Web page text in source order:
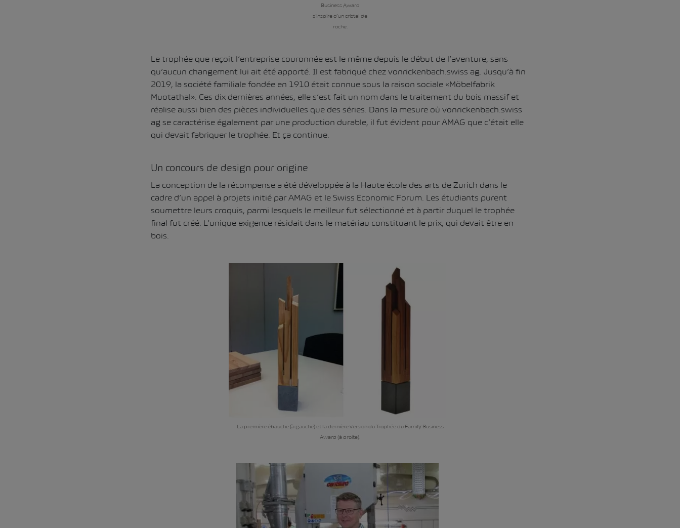
Business Award
s’inspire d’un cristal de
roche.
Le trophée que reçoit l’entreprise couronnée est le même depuis le début de l’aventure, sans
qu’aucun changement lui ait été apporté. Il est fabriqué chez vonrickenbach.swiss ag. Jusqu’à fin
2019, la société familiale fondée en 1910 était connue sous la raison sociale «Möbelfabrik
Muotathal». Ces dix dernières années, elle s’est fait un nom dans le traitement du bois massif et
réalise aussi bien des pièces individuelles que des séries. Dans la mesure où vonrickenbach.swiss
ag se caractérise également par une production durable, il fut évident pour AMAG que c’était elle
qui devait fabriquer le trophée. Et ça continue.
Un concours de design pour origine
La conception de la récompense a été développée à la Haute école des arts de Zurich dans le
cadre d’un appel à projets initié par AMAG et le Swiss Economic Forum. Les étudiants purent
soumettre leurs croquis, parmi lesquels le meilleur fut sélectionné et à partir duquel le trophée
final fut créé. L’unique exigence résidait dans le matériau constituant le prix, qui devait être en
bois.
La première ébauche (à gauche) et la dernière version du Trophée du Family Business
Award (à droite).